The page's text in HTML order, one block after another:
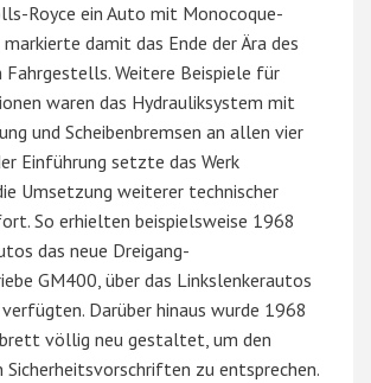
Royce ein Auto mit Monocoque-
damit das Ende der Ära des
Fahrgestells. Weitere Beispiele für
waren das Hydrauliksystem mit
und Scheibenbremsen an allen vier
Einführung setzte das Werk
Umsetzung weiterer technischer
So erhielten beispielsweise 1968
das neue Dreigang-
GM400, über das Linkslenkerautos
Darüber hinaus wurde 1968
völlig neu gestaltet, um den
Sicherheitsvorschriften zu entsprechen.